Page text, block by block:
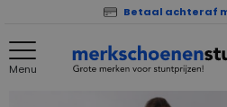
Betaal achteraf
Menu